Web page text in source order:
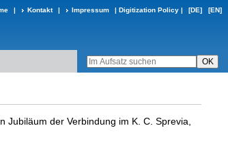
| Kontakt | Impressum | Digitization Policy | [DE] [EN]
Jubiläum der Verbindung im K. C. Sprevia,